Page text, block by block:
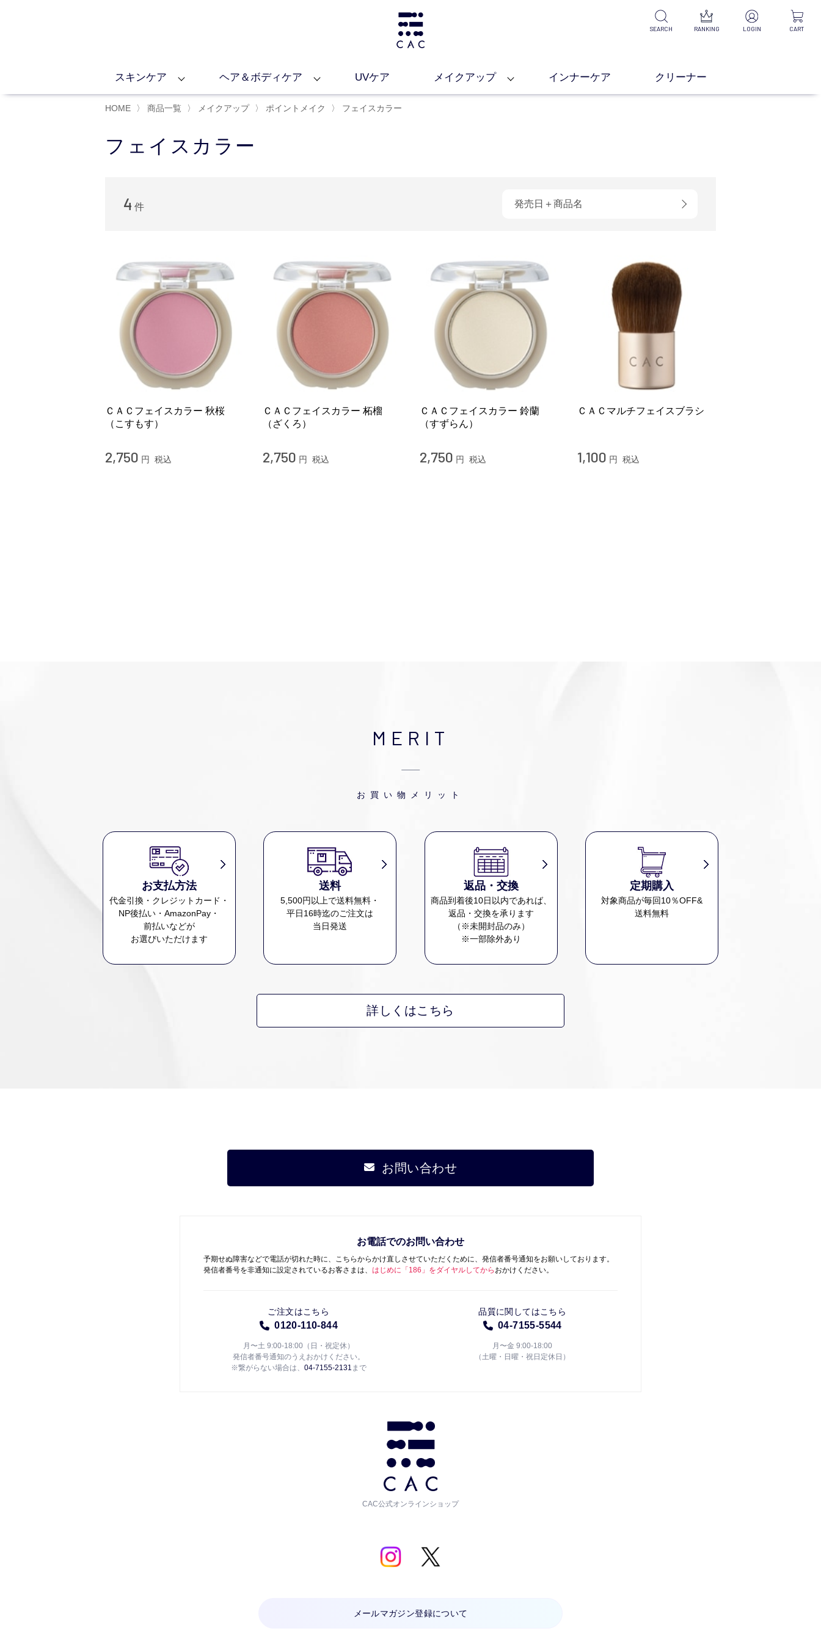
スキンケア ヘア＆ボディケア UVケア メイクアップ インナーケア クリーナー
SEARCH RANKING LOGIN CART
HOME 〉 商品一覧 〉 メイクアップ 〉 ポイントメイク 〉 フェイスカラー
フェイスカラー
4 件 発売日＋商品名
ＣＡＣフェイスカラー 秋桜
（こすもす）
2,750 円 税込
ＣＡＣフェイスカラー 柘榴
（ざくろ）
2,750 円 税込
ＣＡＣフェイスカラー 鈴蘭
（すずらん）
2,750 円 税込
ＣＡＣマルチフェイスブラシ
1,100 円 税込
MERIT
お買い物メリット
お支払方法
代金引換・クレジットカード・
NP後払い・AmazonPay・
前払いなどが
お選びいただけます
送料
5,500円以上で送料無料・
平日16時迄のご注文は
当日発送
返品・交換
商品到着後10日以内であれば、
返品・交換を承ります
（※未開封品のみ）
※一部除外あり
定期購入
対象商品が毎回10％OFF&
送料無料
詳しくはこちら
お問い合わせ
お電話でのお問い合わせ
予期せぬ障害などで電話が切れた時に、こちらからかけ直しさせていただくために、発信者番号通知をお願いしております。
発信者番号を非通知に設定されているお客さまは、 はじめに「186」をダイヤルしてから おかけください。
ご注文はこちら
0120-110-844
月〜土 9:00-18:00（日・祝定休）
発信者番号通知のうえおかけください。
※繋がらない場合は、 04-7155-2131 まで
品質に関してはこちら
04-7155-5544
月〜金 9:00-18:00
（土曜・日曜・祝日定休日）
CAC公式オンラインショップ
メールマガジン登録について